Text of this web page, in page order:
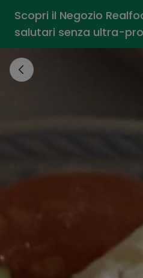
Scopri il Negozio
salutari senza ultra-